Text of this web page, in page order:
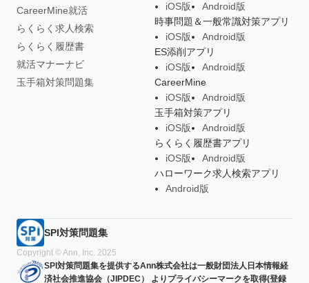
CareerMine就活
らくらく求人検索
らくらく履歴書
就活マナーナビ
玉手箱対策問題集
iOS版
Android版
時事問題＆一般常識対策アプリ
iOS版
Android版
ES添削アプリ
iOS版
Android版
CareerMine
iOS版
Android版
玉手箱対策アプリ
iOS版
Android版
らくらく履歴書アプリ
iOS版
Android版
ハローワーク求人検索アプリ
Android版
SPI対策問題集
Copyright © Ann, Inc. 2025
SPI対策問題集を提供するAnn株式会社は一般財団法人日本情報経
済社会推進協会（JIPDEC） よりプライバシーマークを取得(登録